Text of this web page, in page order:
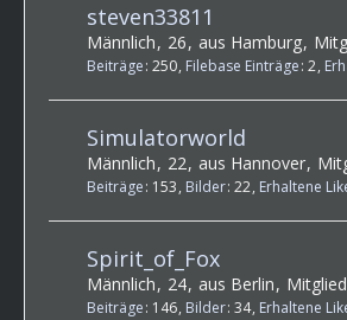
steven33811
Männlich 26 aus Hamburg
Beiträge 250 Filebase Einträge 2
Simulatorworld
Männlich 22 aus Hannover
Beiträge 153 Bilder 22 Erhaltene
Spirit_of_Fox
Männlich 24 aus Berlin
Beiträge 146 Bilder 34 Erhaltene